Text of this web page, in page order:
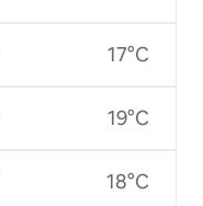
17°C
19°C
18°C